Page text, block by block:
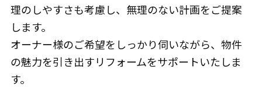
理のしやすさも考慮し、無理のない計画をご提案
します。
オーナー様のご希望をしっかり伺いながら、物件
の魅力を引き出すリフォームをサポートいたしま
す。